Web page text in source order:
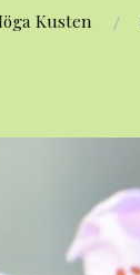
Kusten